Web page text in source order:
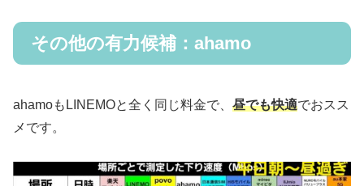
その他の有力候補：ahamo
ahamoもLINEMOと全く同じ料金で、 昼でも快適でおスス
メです。